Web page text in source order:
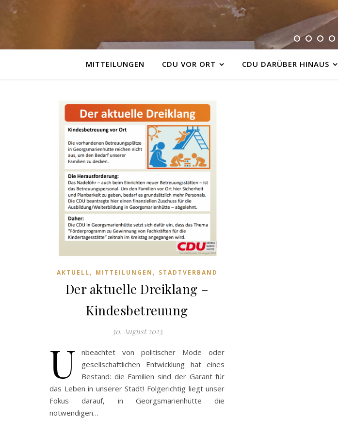
MITTEILUNGEN CDU VOR ORT CDU DARÜBER HINAUS
AKTUELL, MITTEILUNGEN , STADTVERBAND
Der aktuelle Dreiklang –
Kindesbetreuung
30. August 2023
U
nbeachtet von politischer Mode oder
gesellschaftlichen Entwicklung hat eines
Bestand: die Familien sind der Garant für
das Leben in unserer Stadt! Folgerichtig liegt unser
Fokus darauf, in Georgsmarienhütte die
notwendigen…